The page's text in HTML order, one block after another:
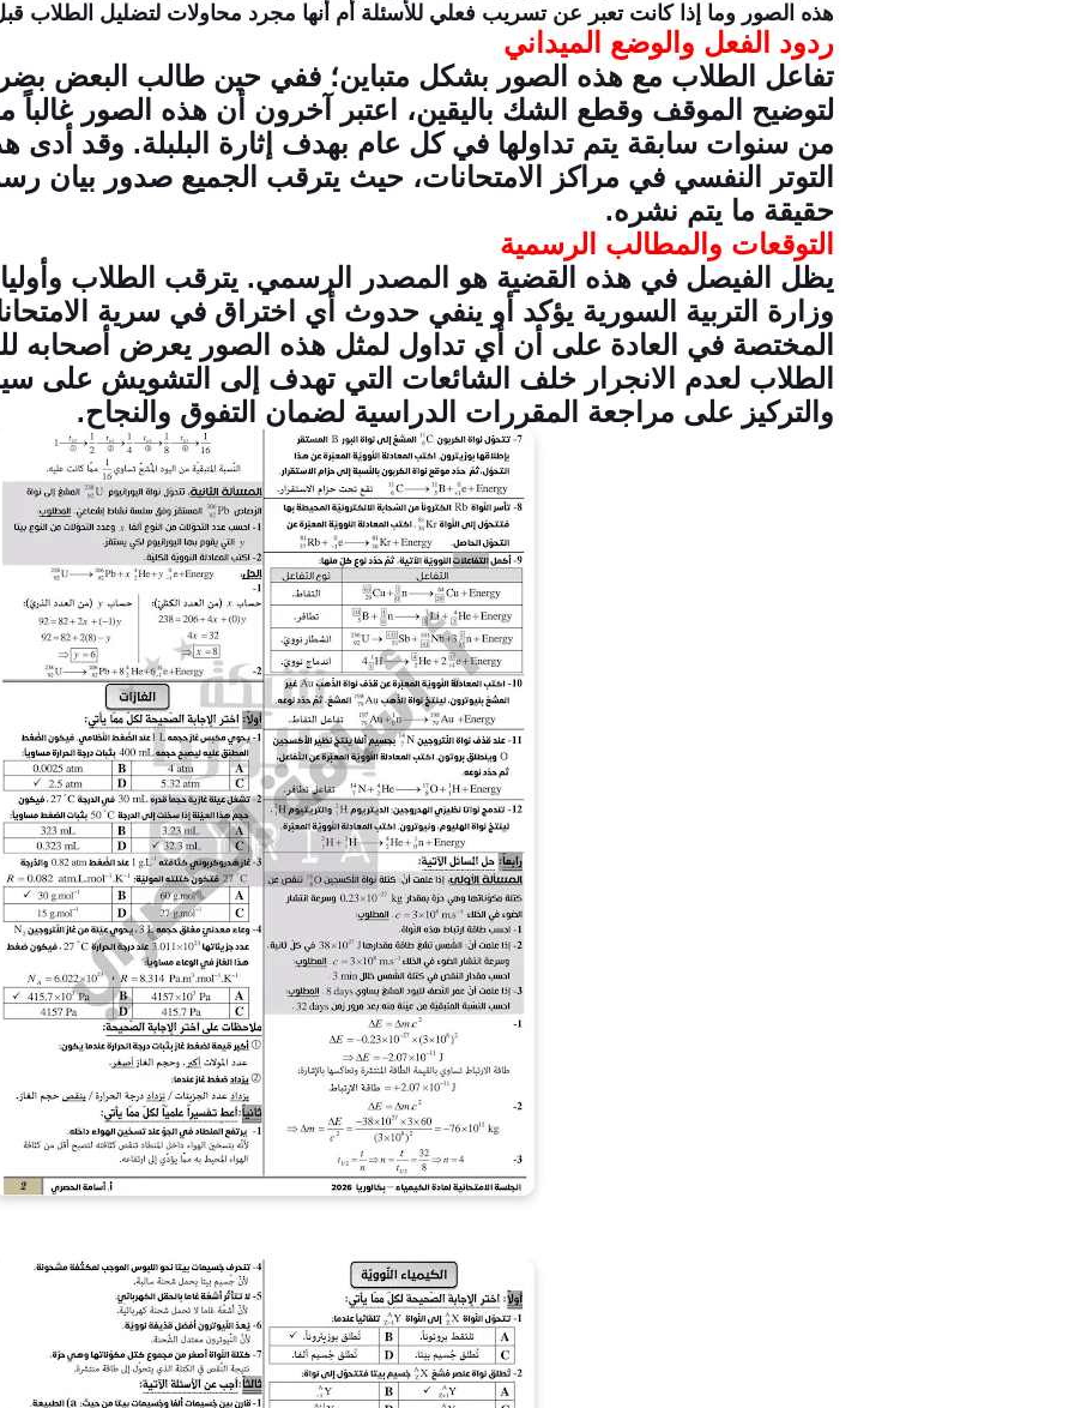
هذه الصور وما إذا كانت تعبر عن تسريب فعلي للأسئلة أم أنها مجرد محاولات لتضليل الطلاب
ردود الفعل والوضع الميداني
تفاعل الطلاب مع هذه الصور بشكل متباين؛ ففي حين طالب البعض
لتوضيح الموقف وقطع الشك باليقين، اعتبر آخرون أن هذه الصور غالباً
من سنوات سابقة يتم تداولها في كل عام بهدف إثارة البلبلة. وقد أدى
التوتر النفسي في مراكز الامتحانات، حيث يترقب الجميع صدور
حقيقة ما يتم نشره.
التوقعات والمطالب الرسمية
يظل الفيصل في هذه القضية هو المصدر الرسمي. يترقب الطلاب
وزارة التربية السورية يؤكد أو ينفي حدوث أي اختراق في سرية
المختصة في العادة على أن أي تداول لمثل هذه الصور يعرض أصحابه
الطلاب لعدم الانجرار خلف الشائعات التي تهدف إلى التشويش على سير
والتركيز على مراجعة المقررات الدراسية لضمان التفوق والنجاح.